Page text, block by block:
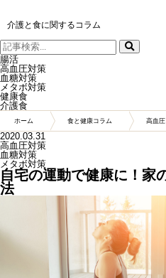
介護と食に関するコラム
検
索:
腸活
高血圧対策
血糖対策
メタボ対策
健康食
介護食
ホーム 食と健康コラム 高血
2020.03.31
高血圧対策
血糖対策
メタボ対策
自宅の運動で健康に！家
法